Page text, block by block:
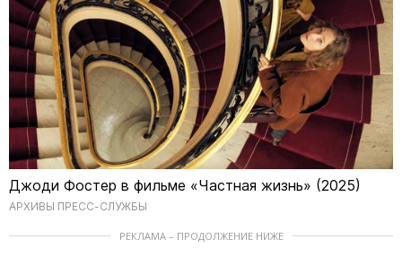
Джоди Фостер в фильме «Частная жизнь» (2025)
АРХИВЫ ПРЕСС-СЛУЖБЫ
РЕКЛАМА – ПРОДОЛЖЕНИЕ НИЖЕ